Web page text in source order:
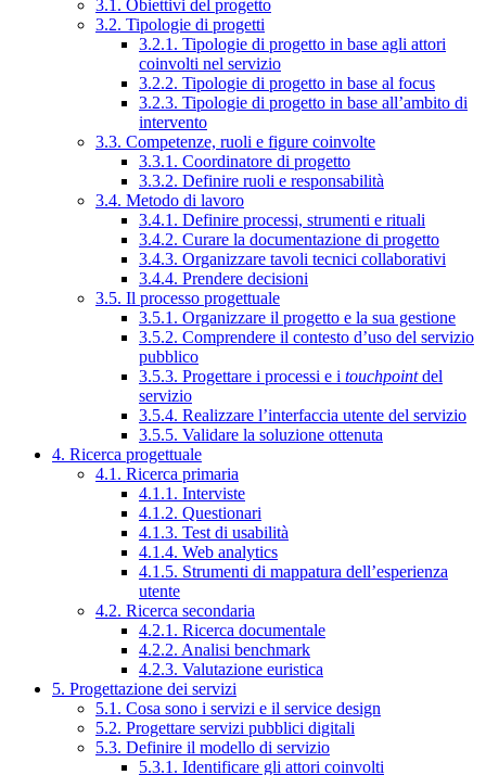
3.1. Obiettivi del progetto
3.2. Tipologie di progetti
3.2.1. Tipologie di progetto in base agli attori
coinvolti nel servizio
3.2.2. Tipologie di progetto in base al focus
3.2.3. Tipologie di progetto in base all’ambito di
intervento
3.3. Competenze, ruoli e figure coinvolte
3.3.1. Coordinatore di progetto
3.3.2. Definire ruoli e responsabilità
3.4. Metodo di lavoro
3.4.1. Definire processi, strumenti e rituali
3.4.2. Curare la documentazione di progetto
3.4.3. Organizzare tavoli tecnici collaborativi
3.4.4. Prendere decisioni
3.5. Il processo progettuale
3.5.1. Organizzare il progetto e la sua gestione
3.5.2. Comprendere il contesto d’uso del servizio
pubblico
3.5.3. Progettare i processi e i touchpointdel
servizio
3.5.4. Realizzare l’interfaccia utente del servizio
3.5.5. Validare la soluzione ottenuta
4. Ricerca progettuale
4.1. Ricerca primaria
4.1.1. Interviste
4.1.2. Questionari
4.1.3. Test di usabilità
4.1.4. Web analytics
4.1.5. Strumenti di mappatura dell’esperienza
utente
4.2. Ricerca secondaria
4.2.1. Ricerca documentale
4.2.2. Analisi benchmark
4.2.3. Valutazione euristica
5. Progettazione dei servizi
5.1. Cosa sono i servizi e il service design
5.2. Progettare servizi pubblici digitali
5.3. Definire il modello di servizio
5.3.1. Identificare gli attori coinvolti